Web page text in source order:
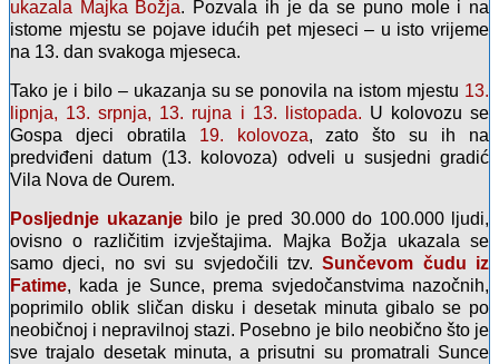
ukazala Majka Božja. Pozvala ih je da se puno mole i na
istome mjestu se pojave idućih pet mjeseci – u isto vrijeme
na 13. dan svakoga mjeseca.
Tako je i bilo – ukazanja su se ponovila na istom mjestu 13.
lipnja, 13. srpnja, 13. rujna i 13. listopada. U kolovozu se
Gospa djeci obratila 19. kolovoza, zato što su ih na
predviđeni datum (13. kolovoza) odveli u susjedni gradić
Vila Nova de Ourem.
Posljednje ukazanjebilo je pred 30.000 do 100.000 ljudi,
ovisno o različitim izvještajima. Majka Božja ukazala se
samo djeci, no svi su svjedočili tzv.Sunčevom čudu iz
Fatime, kada je Sunce, prema svjedočanstvima nazočnih,
poprimilo oblik sličan disku i desetak minuta gibalo se po
neobičnoj i nepravilnoj stazi. Posebno je bilo neobično što je
sve trajalo desetak minuta, a prisutni su promatrali Sunce